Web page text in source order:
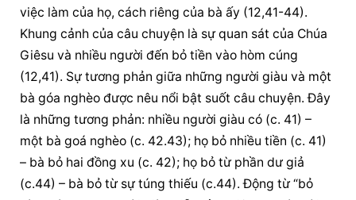
việc làm của họ, cách riêng của bà ấy (12,41-44).
Khung cảnh của câu chuyện là sự quan sát của Chúa
Giêsu và nhiều người đến bỏ tiền vào hòm cúng
(12,41). Sự tương phản giữa những người giàu và một
bà góa nghèo được nêu nổi bật suốt câu chuyện. Đây
là những tương phản: nhiều người giàu có (c. 41) –
một bà goá nghèo (c. 42.43); họ bỏ nhiều tiền (c. 41)
– bà bỏ hai đồng xu (c. 42); họ bỏ từ phần dư giả
(c.44) – bà bỏ từ sự túng thiếu (c.44). Động từ “bỏ